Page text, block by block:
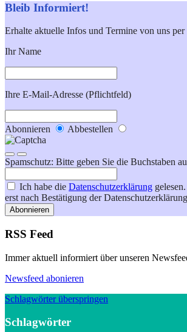
Bleib Informiert!
Erhalte aktuelle Infos und Termine von uns
Ihr Name
Ihre E-Mail-Adresse (Pflichtfeld)
Abonnieren Abbestellen
Spamschutz: Bitte geben Sie die Buchstaben
Ich habe die Datenschutzerklärung
erst nach Bestätigung der
Abonnieren
RSS Feed
Immer aktuell informiert über unseren
Newsfeed abonieren
Schlagwörter überspringen
Schlagwörter